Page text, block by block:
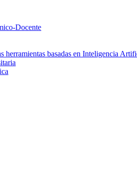
Docente
herramientas basadas en Inteligencia